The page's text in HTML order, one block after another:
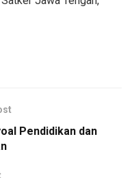
Pendidikan dan